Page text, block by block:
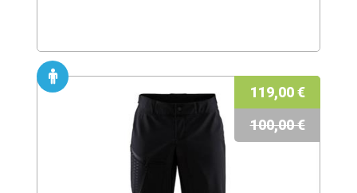
119,00 €
100,00 €